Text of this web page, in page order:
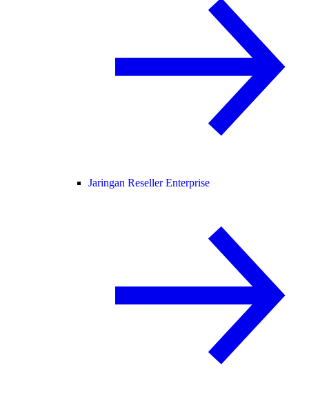
Jaringan Reseller Enterprise